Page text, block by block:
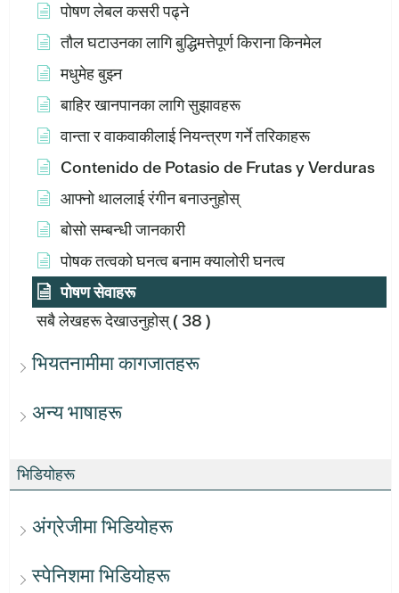
पोषण लेबल कसरी पढ्ने
तौल घटाउनका लागि बुद्धिमत्तेपूर्ण किराना किनमेल
मधुमेह बुझ्न
बाहिर खानपानका लागि सुझावहरू
वान्ता र वाकवाकीलाई नियन्त्रण गर्ने तरिकाहरू
Contenido de Potasio de Frutas y Verduras
आफ्नो थाललाई रंगीन बनाउनुहोस्
बोसो सम्बन्धी जानकारी
पोषक तत्वको घनत्व बनाम क्यालोरी घनत्व
पोषण सेवाहरू
सबै लेखहरू देखाउनुहोस्( 38 )
भियतनामीमा कागजातहरू
अन्य भाषाहरू
भिडियोहरू
अंग्रेजीमा भिडियोहरू
स्पेनिशमा भिडियोहरू